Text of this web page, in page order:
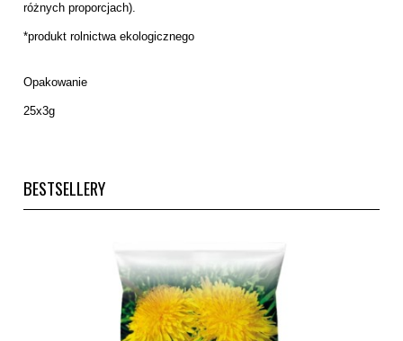
różnych proporcjach).
*produkt rolnictwa ekologicznego
Opakowanie
25x3g
BESTSELLERY